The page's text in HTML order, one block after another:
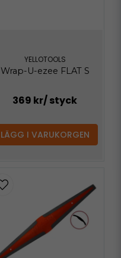
YELLOTOOLS
Wrap-U-ezee FLAT S
369 kr/ styck
LÄGG I VARUKORGEN